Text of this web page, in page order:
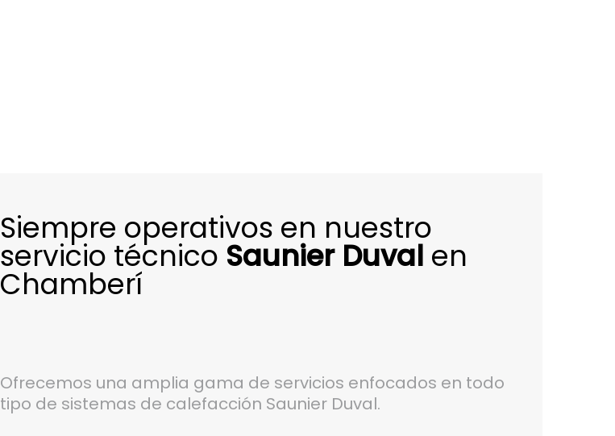
Siempre operativos en nuestro
servicio técnico Saunier Duval en
Chamberí
Ofrecemos una amplia gama de servicios enfocados en todo
tipo de sistemas de calefacción Saunier Duval.